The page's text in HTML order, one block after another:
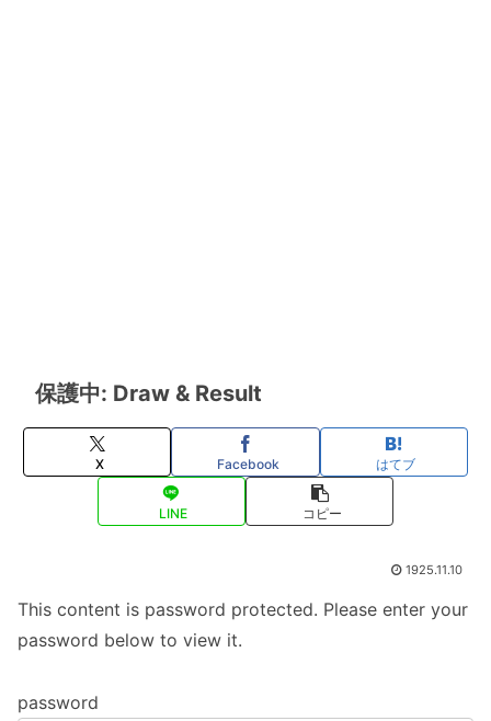
保護中: Draw & Result
X Facebook はてブ
LINE コピー
1925.11.10
This content is password protected. Please enter your
password below to view it.
password